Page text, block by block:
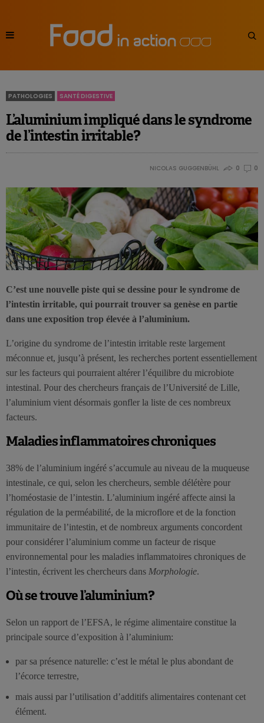
PATHOLOGIES SANTÉ DIGESTIVE
L’aluminium impliqué dans le syndrome
de l’intestin irritable?
NICOLAS GUGGENBÜHL 0 0
C’est une nouvelle piste qui se dessine pour le syndrome de
l’intestin irritable, qui pourrait trouver sa genèse en partie
dans une exposition trop élevée à l’aluminium.
L’origine du syndrome de l’intestin irritable reste largement
méconnue et, jusqu’à présent, les recherches portent essentiellement
sur les facteurs qui pourraient altérer l’équilibre du microbiote
intestinal. Pour des chercheurs français de l’Université de Lille,
l’aluminium vient désormais gonfler la liste de ces nombreux
facteurs.
Maladies inflammatoires chroniques
38% de l’aluminium ingéré s’accumule au niveau de la muqueuse
intestinale, ce qui, selon les chercheurs, semble délétère pour
l’homéostasie de l’intestin. L’aluminium ingéré affecte ainsi la
régulation de la perméabilité, de la microflore et de la fonction
immunitaire de l’intestin, et de nombreux arguments concordent
pour considérer l’aluminium comme un facteur de risque
environnemental pour les maladies inflammatoires chroniques de
l’intestin, écrivent les chercheurs dans Morphologie.
Où se trouve l’aluminium?
Selon un rapport de l’EFSA, le régime alimentaire constitue la
principale source d’exposition à l’aluminium:
par sa présence naturelle: c’est le métal le plus abondant de
l’écorce terrestre,
mais aussi par l’utilisation d’additifs alimentaires contenant cet
élément.